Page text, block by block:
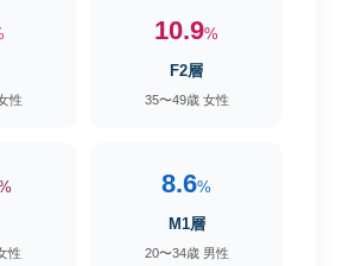
性
10.9%
F2層
35〜49歳 女性
性
8.6%
M1層
20〜34歳 男性